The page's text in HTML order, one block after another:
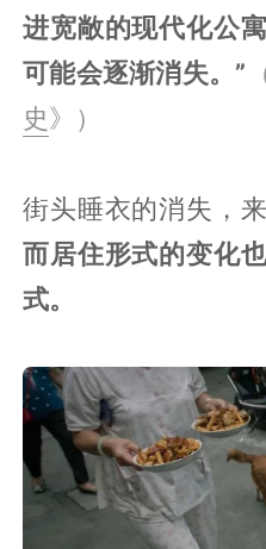
进宽敞的现代化公
可能会逐渐消失。”
史》）
街头睡衣的消失，
而居住形式的变化
式。